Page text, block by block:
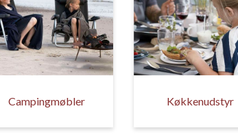
Campingmøbler Køkkenudstyr